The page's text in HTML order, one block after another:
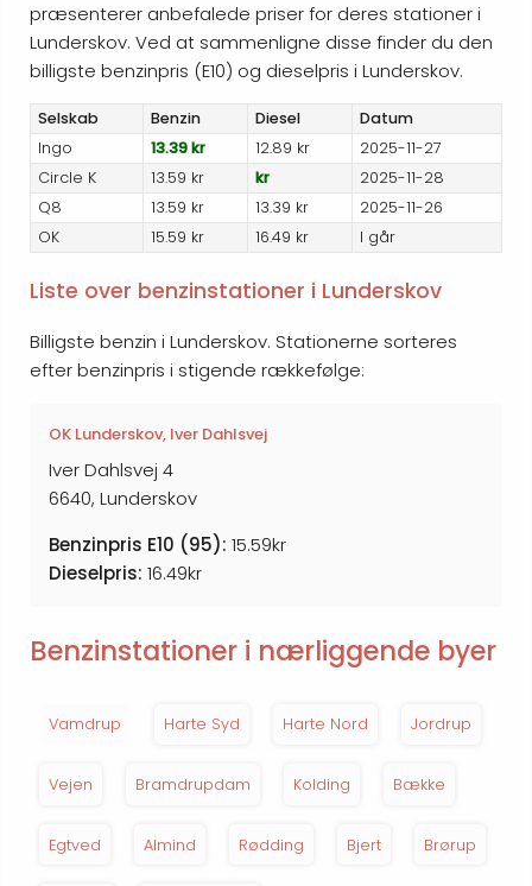
præsenterer anbefalede priser for deres stationer i
Lunderskov. Ved at sammenligne disse finder du den
billigste benzinpris (E10) og dieselpris i Lunderskov.
Selskab Benzin Diesel
Datum
Ingo
13.39 kr 12.89 kr
2025-11-27
Circle K
13.59 kr kr
2025-11-28
Q8
13.59 kr 13.39 kr
2025-11-26
OK
15.59 kr 16.49 kr I går
Liste over benzinstationer i Lunderskov
Billigste benzin i Lunderskov. Stationerne sorteres
efter benzinpris i stigende rækkefølge:
OK Lunderskov, Iver Dahlsvej
Iver Dahlsvej 4
6640, Lunderskov
Benzinpris E10 (95): 15.59kr
Dieselpris: 16.49kr
Benzinstationer i nærliggende byer
Vamdrup Harte Syd Harte Nord Jordrup
Vejen Bramdrupdam Kolding Bække
Egtved Almind Rødding Bjert Brørup